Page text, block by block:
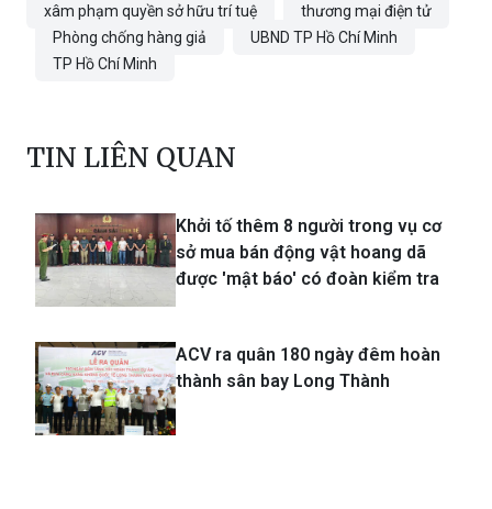
xâm phạm quyền sở hữu trí tuệ
thương mại điện tử
Phòng chống hàng giả
UBND TP Hồ Chí Minh
TP Hồ Chí Minh
TIN LIÊN QUAN
Khởi tố thêm 8 người trong vụ cơ
sở mua bán động vật hoang dã
được 'mật báo' có đoàn kiểm tra
ACV ra quân 180 ngày đêm hoàn
thành sân bay Long Thành